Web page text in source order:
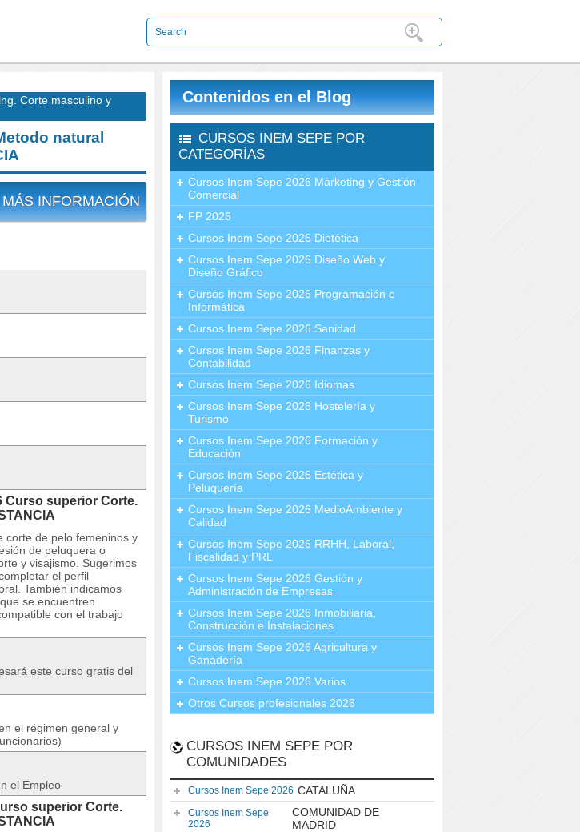
Corte masculino y
natural
INFORMACIÓN
Curso superior Corte.
corte de pelo femeninos y
de peluquera o
y visajismo. Sugerimos
el perfil
También indicamos
se encuentren
con el trabajo
este curso gratis del
el régimen general y
el Empleo
superior Corte.
Contenidos en el Blog
CURSOS INEM SEPE POR
CATEGORÍAS
Cursos Inem Sepe 2026 Márketing y Gestión
Comercial
FP 2026
Cursos Inem Sepe 2026 Dietética
Cursos Inem Sepe 2026 Diseño Web y
Diseño Gráfico
Cursos Inem Sepe 2026 Programación e
Informática
Cursos Inem Sepe 2026 Sanidad
Cursos Inem Sepe 2026 Finanzas y
Contabilidad
Cursos Inem Sepe 2026 Idiomas
Cursos Inem Sepe 2026 Hostelería y
Turismo
Cursos Inem Sepe 2026 Formación y
Educación
Cursos Inem Sepe 2026 Estética y
Peluquería
Cursos Inem Sepe 2026 MedioAmbiente y
Calidad
Cursos Inem Sepe 2026 RRHH, Laboral,
Fiscalidad y PRL
Cursos Inem Sepe 2026 Gestión y
Administración de Empresas
Cursos Inem Sepe 2026 Inmobiliaria,
Construcción e Instalaciones
Cursos Inem Sepe 2026 Agricultura y
Ganadería
Cursos Inem Sepe 2026 Varios
Otros Cursos profesionales 2026
CURSOS INEM SEPE POR
COMUNIDADES
Cursos Inem Sepe 2026 CATALUÑA
Cursos Inem Sepe
2026
COMUNIDAD DE
MADRID